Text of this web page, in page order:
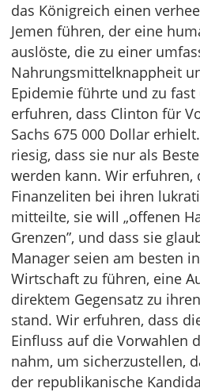
das Königreich einen
Jemen führen, der eine
auslöste, die zu einer
Nahrungsmittelknappheit
Epidemie führte und zu fast
erfuhren, dass Clinton für
Sachs 675 000 Dollar
riesig, dass sie nur als
werden kann. Wir erfuhren,
Finanzeliten bei ihren
mitteilte, sie will „offenen
Grenzen”, und dass sie
Manager seien am besten
Wirtschaft zu führen, eine
direktem Gegensatz zu
stand. Wir erfuhren, dass
Einfluss auf die Vorwahlen
nahm, um sicherzustellen,
der republikanische